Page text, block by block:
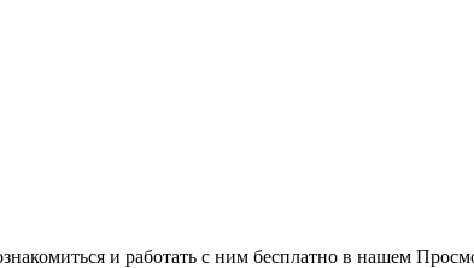
и работать с ним бесплатно в нашем